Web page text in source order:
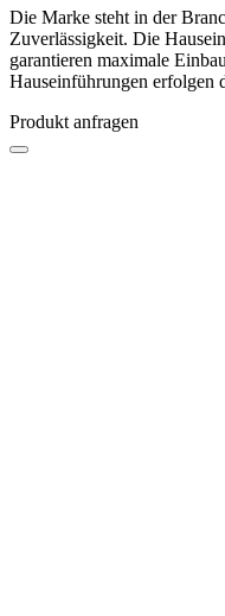
Die Marke steht in der
Zuverlässigkeit. Die
garantieren maximale
Hauseinführungen erfolgen
Produkt anfragen